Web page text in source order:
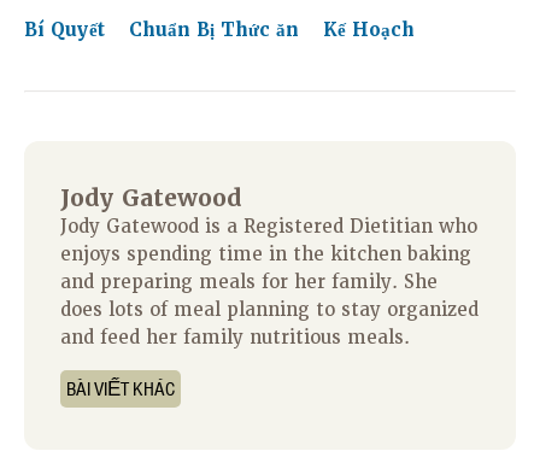
Bí Quyết Chuẩn Bị Thức ăn Kế Hoạch
Jody Gatewood
Jody Gatewood is a Registered Dietitian who
enjoys spending time in the kitchen baking
and preparing meals for her family. She
does lots of meal planning to stay organized
and feed her family nutritious meals.
BÀI VIẾT KHÁC